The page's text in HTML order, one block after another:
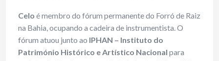
Celo é membro do fórum permanente do Forró de Raiz
na Bahia, ocupando a cadeira de instrumentista. O
fórum atuou junto ao IPHAN – Instituto do
Património Histórico e Artístico Nacional para